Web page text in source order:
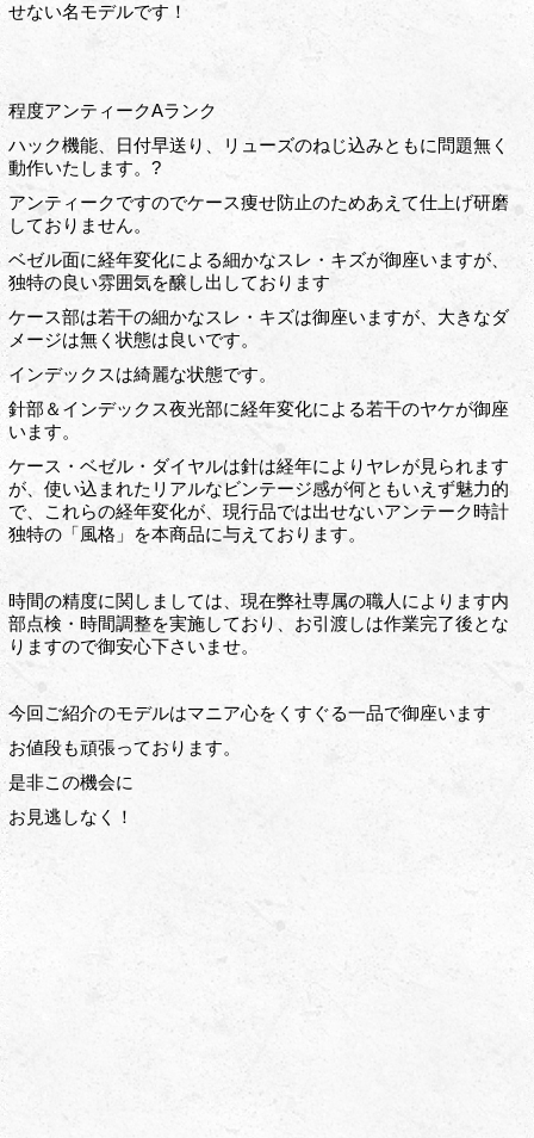
せない名モデルです！
程度アンティークAランク
ハック機能、日付早送り、リューズのねじ込みともに問題無く
動作いたします。?
アンティークですのでケース痩せ防止のためあえて仕上げ研磨
しておりません。
ベゼル面に経年変化による細かなスレ・キズが御座いますが、
独特の良い雰囲気を醸し出しております
ケース部は若干の細かなスレ・キズは御座いますが、大きなダ
メージは無く状態は良いです。
インデックスは綺麗な状態です。
針部＆インデックス夜光部に経年変化による若干のヤケが御座
います。
ケース・ベゼル・ダイヤルは針は経年によりヤレが見られます
が、使い込まれたリアルなビンテージ感が何ともいえず魅力的
で、これらの経年変化が、現行品では出せないアンテーク時計
独特の「風格」を本商品に与えております。
時間の精度に関しましては、現在弊社専属の職人によります内
部点検・時間調整を実施しており、お引渡しは作業完了後とな
りますので御安心下さいませ。
今回ご紹介のモデルはマニア心をくすぐる一品で御座います
お値段も頑張っております。
是非この機会に
お見逃しなく！